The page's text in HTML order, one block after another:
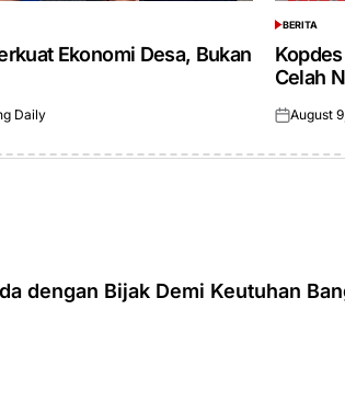
Ekonomi Desa, Bukan
Daily
POSTED
IN
BERITA
Celah
Posted
August
dengan Bijak Demi Keutuhan